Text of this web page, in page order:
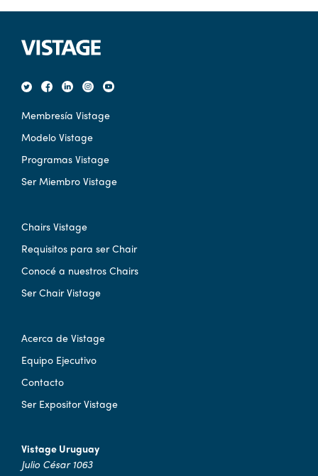
Membresía Vistage
Modelo Vistage
Programas Vistage
Ser Miembro Vistage
Chairs Vistage
Requisitos para ser Chair
Conocé a nuestros Chairs
Ser Chair Vistage
Acerca de Vistage
Equipo Ejecutivo
Contacto
Ser Expositor Vistage
Vistage Uruguay
Julio César 1063